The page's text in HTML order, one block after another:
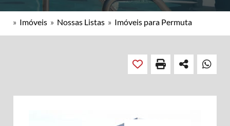
» Imóveis » Nossas Listas » Imóveis para Permuta